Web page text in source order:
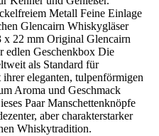
Metall Feine Einlage
Glencairn Whiskygläser
x 22 mm Original Glencairn
edlen Geschenkbox Die
als Standard für
eleganten, tulpenförmigen
Aroma und Geschmack
Paar Manschettenknöpfe
aber charakterstarker
Whiskytradition.